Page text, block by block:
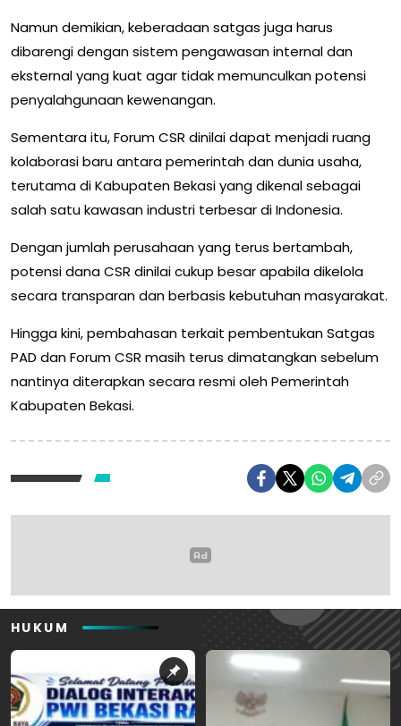
Namun demikian, keberadaan satgas juga harus
dibarengi dengan sistem pengawasan internal dan
eksternal yang kuat agar tidak memunculkan potensi
penyalahgunaan kewenangan.
Sementara itu, Forum CSR dinilai dapat menjadi ruang
kolaborasi baru antara pemerintah dan dunia usaha,
terutama di Kabupaten Bekasi yang dikenal sebagai
salah satu kawasan industri terbesar di Indonesia.
Dengan jumlah perusahaan yang terus bertambah,
potensi dana CSR dinilai cukup besar apabila dikelola
secara transparan dan berbasis kebutuhan masyarakat.
Hingga kini, pembahasan terkait pembentukan Satgas
PAD dan Forum CSR masih terus dimatangkan sebelum
nantinya diterapkan secara resmi oleh Pemerintah
Kabupaten Bekasi.
HUKUM